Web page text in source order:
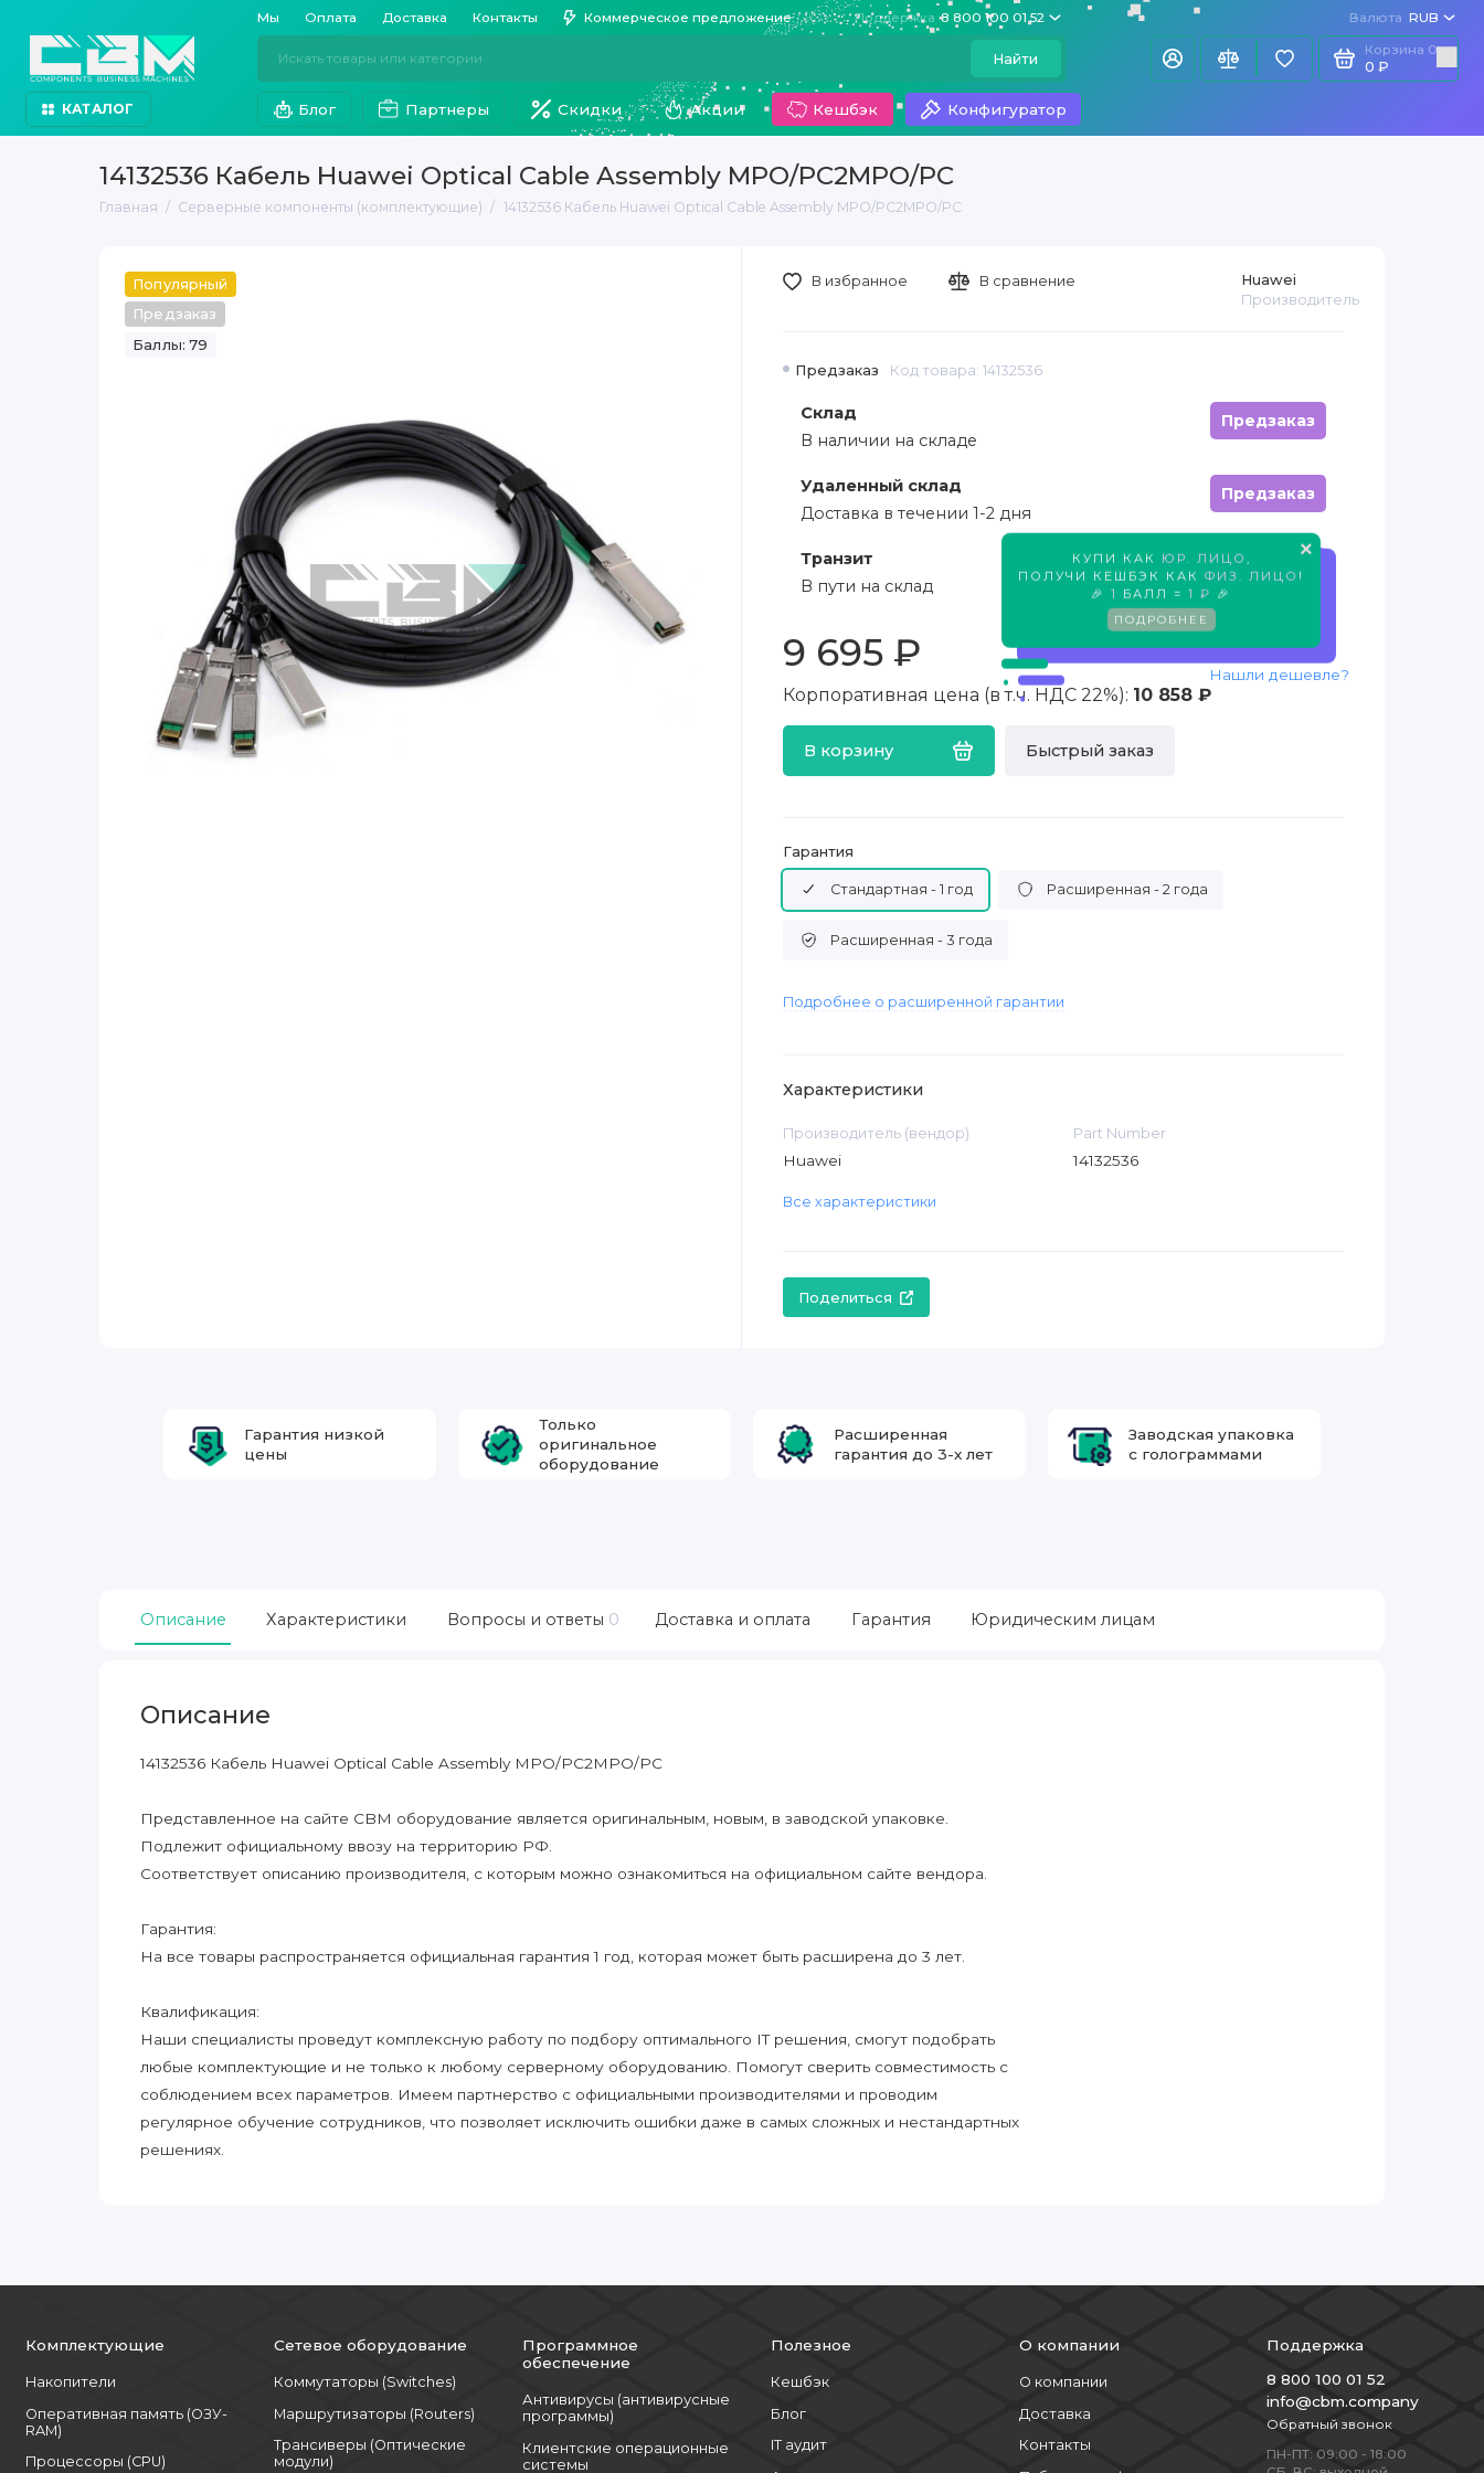
Мы Оплата Доставка Контакты Коммерческое предложение Поддержка 8 800 100 01 52 Валюта RUB
Найти
Корзина 0
0 ₽
КАТАЛОГ Блог Партнеры Скидки Акции Кешбэк Конфигуратор
14132536 Кабель Huawei Optical Cable Assembly MPO/PC2MPO/PC
Главная Серверные компоненты (комплектующие) 14132536 Кабель Huawei Optical Cable Assembly MPO/PC2MPO/PC
Популярный
Предзаказ
Баллы: 79
×
КУПИ КАК ЮР. ЛИЦО
ПОЛУЧИ КЕШБЭК КАК ФИЗ. ЛИЦО !
🎉 1 БАЛЛ = 1 ₽ 🎉
ПОДРОБНЕЕ
Предзаказ Код товара: 14132536
Huawei
Производитель
Склад
Предзаказ
В наличии на складе
Удаленный склад
Предзаказ
Доставка в течении 1-2 дня
Транзит
Предзаказ
В пути на склад
9 695 ₽
Корпоративная цена (в т.ч. НДС 22%): 10 858 ₽
В корзину Быстрый заказ
Нашли дешевле?
В избранное В сравнение
Гарантия
Стандартная - 1 год Расширенная - 2 года
Расширенная - 3 года
Подробнее о расширенной гарантии
Характеристики
Производитель (вендор)
Huawei
Part Number
14132536
Все характеристики
Поделиться
Гарантия низкой
цены
Только
оригинальное
оборудование
Расширенная
гарантия до 3-х лет
Заводская упаковка
с голограммами
Описание Характеристики Вопросы и ответы 0 Доставка и оплата Гарантия Юридическим лицам
Описание
14132536 Кабель Huawei Optical Cable Assembly MPO/PC2MPO/PC
Представленное на сайте CBM оборудование является оригинальным, новым, в заводской упаковке.
Подлежит официальному ввозу на территорию РФ.
Соответствует описанию производителя, с которым можно ознакомиться на официальном сайте вендора.
Гарантия:
На все товары распространяется официальная гарантия 1 год, которая может быть расширена до 3 лет.
Квалификация:
Наши специалисты проведут комплексную работу по подбору оптимального IT решения, смогут подобрать
любые комплектующие и не только к любому серверному оборудованию. Помогут сверить совместимость с
соблюдением всех параметров. Имеем партнерство с официальными производителями и проводим
регулярное обучение сотрудников, что позволяет исключить ошибки даже в самых сложных и нестандартных
решениях.
Комплектующие
Накопители
Оперативная память (ОЗУ-
RAM)
Процессоры (CPU)
Сетевое оборудование
Коммутаторы (Switches)
Маршрутизаторы (Routers)
Трансиверы (Оптические
модули)
Программное
обеспечение
Антивирусы (антивирусные
программы)
Клиентские операционные
системы
Полезное
Кешбэк
Блог
IT аудит
О компании
О компании
Доставка
Контакты
Поддержка
8 800 100 01 52
info@cbm.company
Обратный звонок
ПН-ПТ: 09:00 - 18:00